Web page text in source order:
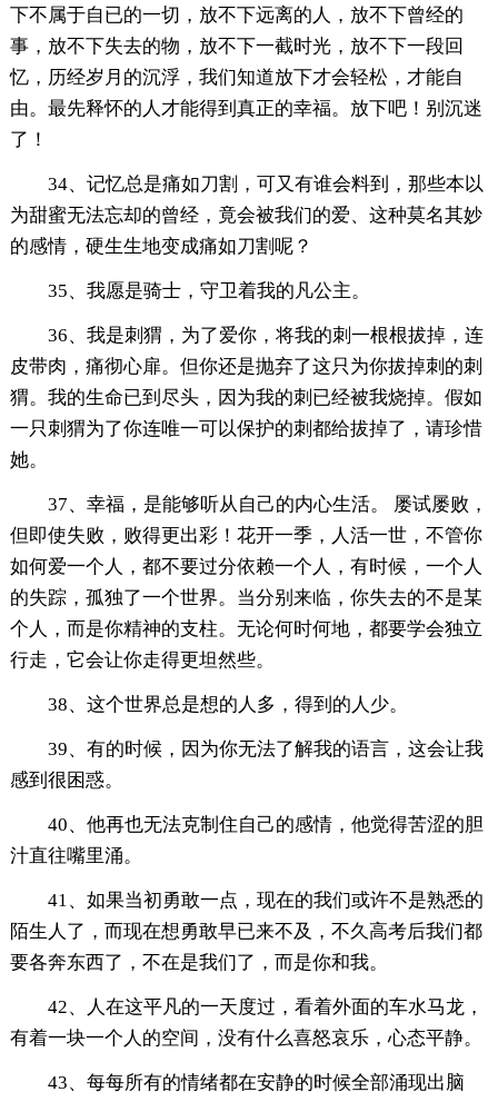
下不属于自已的一切，放不下远离的人，放不下曾经的
事，放不下失去的物，放不下一截时光，放不下一段回
忆，历经岁月的沉浮，我们知道放下才会轻松，才能自
由。最先释怀的人才能得到真正的幸福。放下吧！别沉迷
了！
34、记忆总是痛如刀割，可又有谁会料到，那些本以
为甜蜜无法忘却的曾经，竟会被我们的爱、这种莫名其妙
的感情，硬生生地变成痛如刀割呢？
35、我愿是骑士，守卫着我的凡公主。
36、我是刺猬，为了爱你，将我的刺一根根拔掉，连
皮带肉，痛彻心扉。但你还是抛弃了这只为你拔掉刺的刺
猬。我的生命已到尽头，因为我的刺已经被我烧掉。假如
一只刺猬为了你连唯一可以保护的刺都给拔掉了，请珍惜
她。
37、幸福，是能够听从自己的内心生活。 屡试屡败，
但即使失败，败得更出彩！花开一季，人活一世，不管你
如何爱一个人，都不要过分依赖一个人，有时候，一个人
的失踪，孤独了一个世界。当分别来临，你失去的不是某
个人，而是你精神的支柱。无论何时何地，都要学会独立
行走，它会让你走得更坦然些。
38、这个世界总是想的人多，得到的人少。
39、有的时候，因为你无法了解我的语言，这会让我
感到很困惑。
40、他再也无法克制住自己的感情，他觉得苦涩的胆
汁直往嘴里涌。
41、如果当初勇敢一点，现在的我们或许不是熟悉的
陌生人了，而现在想勇敢早已来不及，不久高考后我们都
要各奔东西了，不在是我们了，而是你和我。
42、人在这平凡的一天度过，看着外面的车水马龙，
有着一块一个人的空间，没有什么喜怒哀乐，心态平静。
43、每每所有的情绪都在安静的时候全部涌现出脑